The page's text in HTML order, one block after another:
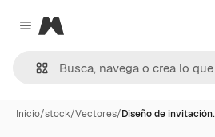
Close menu
Magnific
Inicio/stock/Vectores/Diseño de